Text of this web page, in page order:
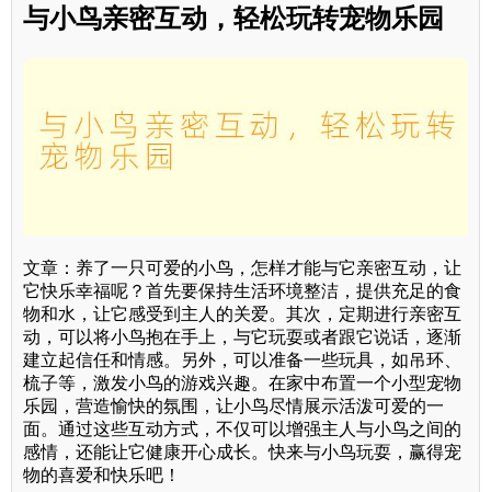
与小鸟亲密互动，轻松玩转宠物乐园
文章：养了一只可爱的小鸟，怎样才能与它亲密互动，让
它快乐幸福呢？首先要保持生活环境整洁，提供充足的食
物和水，让它感受到主人的关爱。其次，定期进行亲密互
动，可以将小鸟抱在手上，与它玩耍或者跟它说话，逐渐
建立起信任和情感。另外，可以准备一些玩具，如吊环、
梳子等，激发小鸟的游戏兴趣。在家中布置一个小型宠物
乐园，营造愉快的氛围，让小鸟尽情展示活泼可爱的一
面。通过这些互动方式，不仅可以增强主人与小鸟之间的
感情，还能让它健康开心成长。快来与小鸟玩耍，赢得宠
物的喜爱和快乐吧！